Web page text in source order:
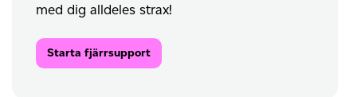
med dig alldeles strax!
Starta fjärrsupport